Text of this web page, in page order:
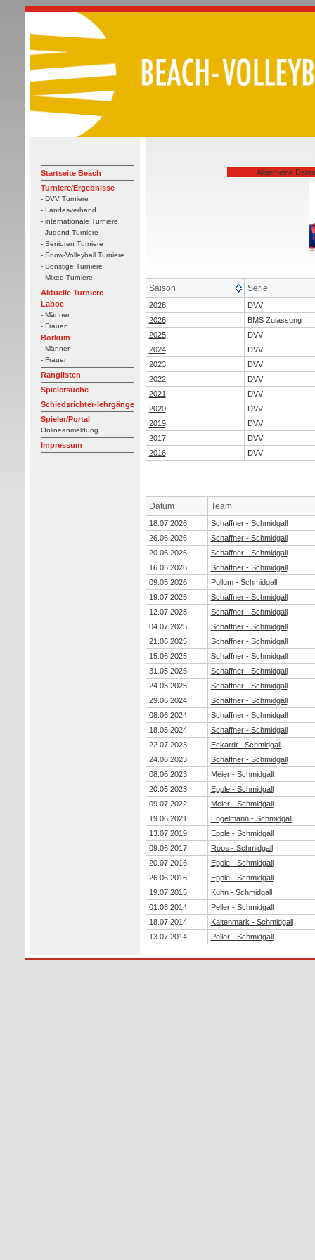
Startseite Beach
Turniere/Ergebnisse
- DVV Turniere
- Landesverband
- internationale Turniere
- Jugend Turniere
- Senioren Turniere
- Snow-Volleyball Turniere
- Sonstige Turniere
- Mixed Turniere
Aktuelle Turniere
Laboe
- Männer
- Frauen
Borkum
- Männer
- Frauen
Ranglisten
Spielersuche
Schiedsrichter-lehrgänge
Spieler/Portal
Onlineanmeldung
Impressum
Allgemeine
Saison Serie
2026
DVV
2026
BMS Zulassung
2025
DVV
2024
DVV
2023
DVV
2022
DVV
2021
DVV
2020
DVV
2019
DVV
2017
DVV
2016
DVV
Datum Team
18.07.2026
Schaffner - Schmidgall
26.06.2026
Schaffner - Schmidgall
20.06.2026
Schaffner - Schmidgall
16.05.2026
Schaffner - Schmidgall
09.05.2026
Pullum - Schmidgall
19.07.2025
Schaffner - Schmidgall
12.07.2025
Schaffner - Schmidgall
04.07.2025
Schaffner - Schmidgall
21.06.2025
Schaffner - Schmidgall
15.06.2025
Schaffner - Schmidgall
31.05.2025
Schaffner - Schmidgall
24.05.2025
Schaffner - Schmidgall
29.06.2024
Schaffner - Schmidgall
08.06.2024
Schaffner - Schmidgall
18.05.2024
Schaffner - Schmidgall
22.07.2023
Eckardt - Schmidgall
24.06.2023
Schaffner - Schmidgall
08.06.2023
Meier - Schmidgall
20.05.2023
Epple - Schmidgall
09.07.2022
Meier - Schmidgall
19.06.2021
Engelmann - Schmidgall
13.07.2019
Epple - Schmidgall
09.06.2017
Roos - Schmidgall
20.07.2016
Epple - Schmidgall
26.06.2016
Epple - Schmidgall
19.07.2015
Kuhn - Schmidgall
01.08.2014
Peller - Schmidgall
18.07.2014
Kaltenmark - Schmidgall
13.07.2014
Peller - Schmidgall